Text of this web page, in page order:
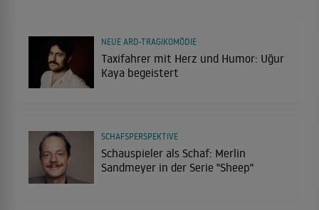
Taxifahrer mit Herz und Humor: Uğur
Kaya begeistert
NEUE ARD-TRAGIKOMÖDIE
Schauspieler als Schaf: Merlin
Sandmeyer in der Serie "Sheep"
SCHAFSPERSPEKTIVE